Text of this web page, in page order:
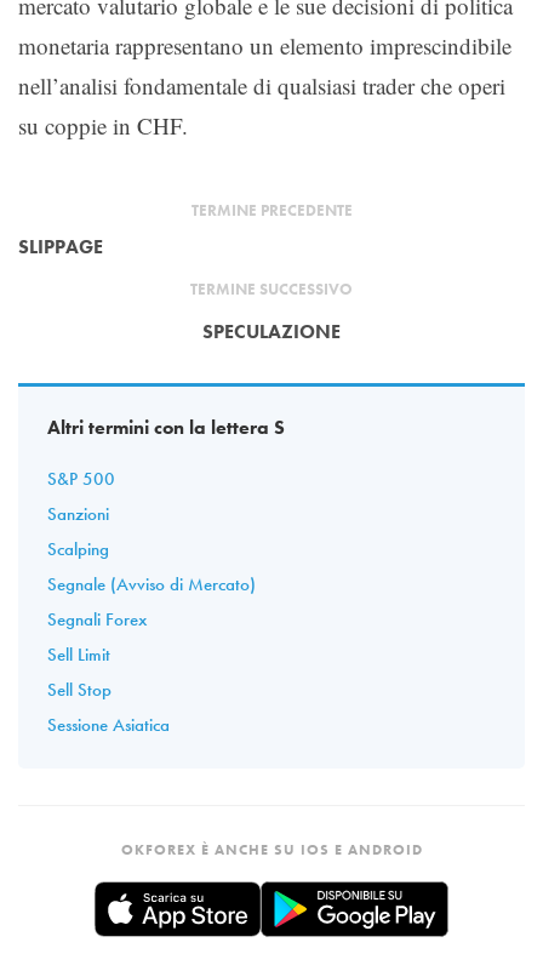
monetaria rappresentano un elemento imprescindibile
nell’analisi fondamentale di qualsiasi trader che operi
su coppie in CHF.
TERMINE PRECEDENTE
SLIPPAGE
TERMINE SUCCESSIVO
SPECULAZIONE
Altri termini con la lettera S
S&P 500
Sanzioni
Scalping
Segnale (Avviso di Mercato)
Segnali Forex
Sell Limit
Sell Stop
Sessione Asiatica
OKFOREX È ANCHE SU IOS E ANDROID